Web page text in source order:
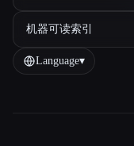
机器可读索引
Language▾